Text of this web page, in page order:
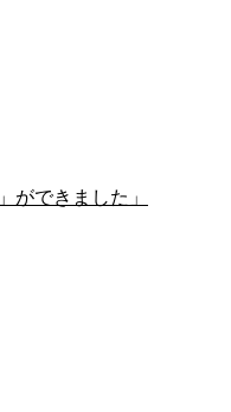
ができました」